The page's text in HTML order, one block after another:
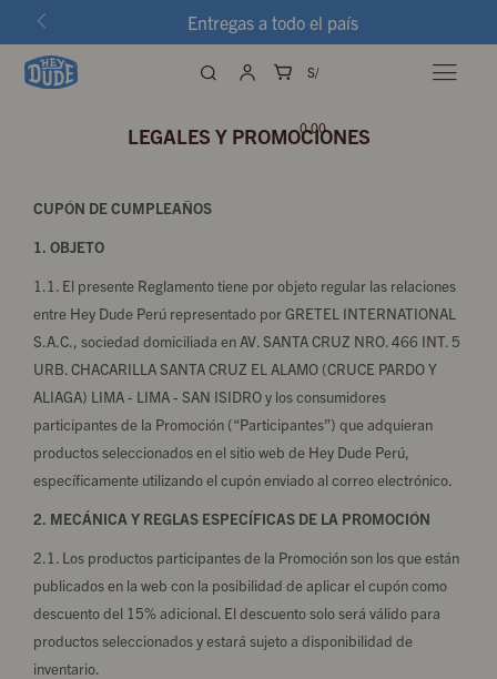
Entregas a todo el país
S/
0.00

LEGALES Y PROMOCIONES
CUPÓN DE CUMPLEAÑOS
1. OBJETO
1.1. El presente Reglamento tiene por objeto regular las relaciones
entre Hey Dude Perú representado por GRETEL INTERNATIONAL
S.A.C., sociedad domiciliada en AV. SANTA CRUZ NRO. 466 INT. 5
URB. CHACARILLA SANTA CRUZ EL ALAMO (CRUCE PARDO Y
ALIAGA) LIMA - LIMA - SAN ISIDRO y los consumidores
participantes de la Promoción (“Participantes”) que adquieran
productos seleccionados en el sitio web de Hey Dude Perú,
específicamente utilizando el cupón enviado al correo electrónico.
2. MECÁNICA Y REGLAS ESPECÍFICAS DE LA PROMOCIÓN
2.1. Los productos participantes de la Promoción son los que están
publicados en la web con la posibilidad de aplicar el cupón como
descuento del 15% adicional. El descuento solo será válido para
productos seleccionados y estará sujeto a disponibilidad de
inventario.